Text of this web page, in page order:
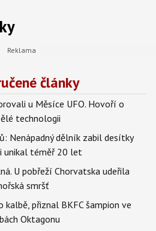
články
u Měsíce UFO. Hovoří o
technologii
Nenápadný dělník zabil desítky
unikal téměř 20 let
U pobřeží Chorvatska udeřila
smršť
kalbě, přiznal BKFC šampion ve
Oktagonu